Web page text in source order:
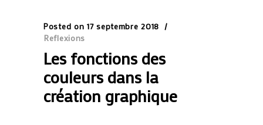
Posted on 17 septembre 2018
Reflexions
Les fonctions des
couleurs dans la
création graphique